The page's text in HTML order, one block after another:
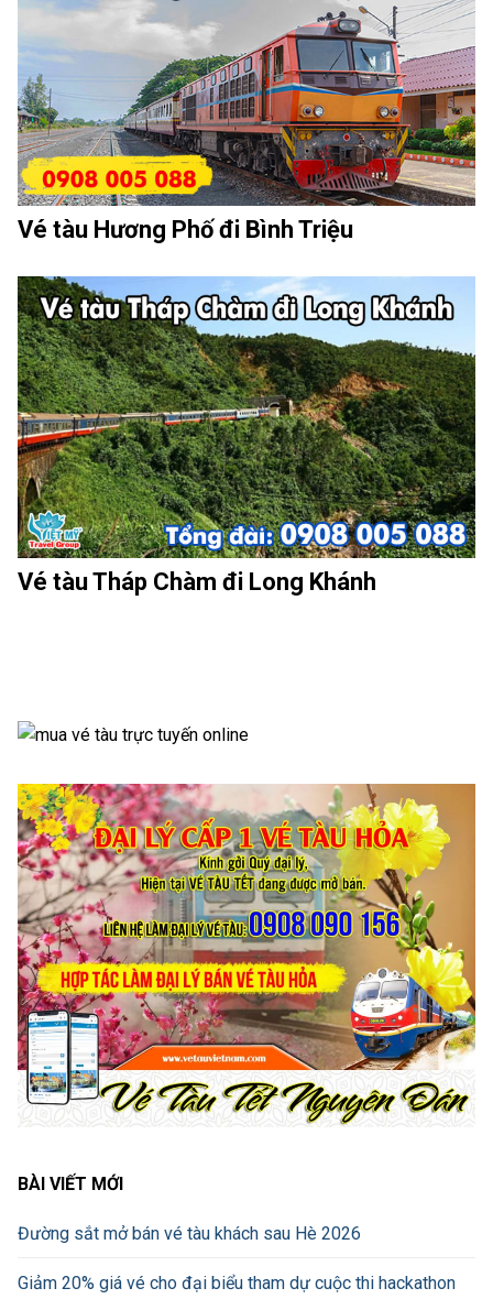
Vé tàu Hương Phố đi Bình Triệu
Vé tàu Tháp Chàm đi Long Khánh
BÀI VIẾT MỚI
Đường sắt mở bán vé tàu khách sau Hè 2026
Giảm 20% giá vé cho đại biểu tham dự cuộc thi hackathon